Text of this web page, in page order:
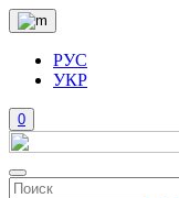
РУС
УКР
0